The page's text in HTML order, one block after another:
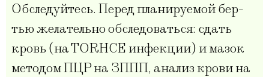
Обследуйтесь. Перед планируемой бер-
тью желательно обследоваться: сдать
кровь (на ТОRHСЕ инфекции) и мазок
методом ПЦР на ЗППП, анализ крови на